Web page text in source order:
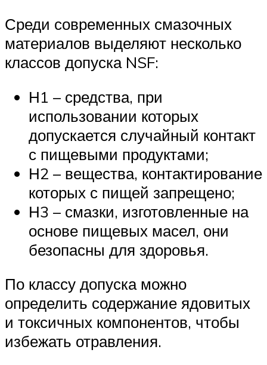
Среди современных смазочных
материалов выделяют несколько
классов допуска NSF:
Н1 – средства, при
использовании которых
допускается случайный контакт
с пищевыми продуктами;
Н2 – вещества, контактирование
которых с пищей запрещено;
Н3 – смазки, изготовленные на
основе пищевых масел, они
безопасны для здоровья.
По классу допуска можно
определить содержание ядовитых
и токсичных компонентов, чтобы
избежать отравления.